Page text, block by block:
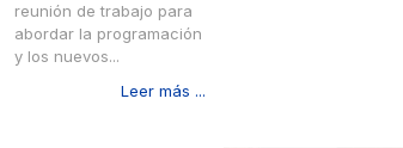
reunión de trabajo para
abordar la programación
y los nuevos...
Leer más ...